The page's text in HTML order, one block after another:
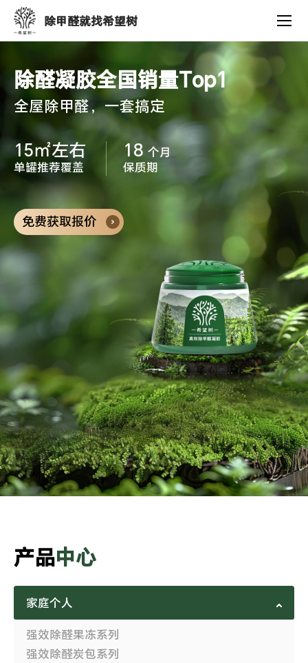
中
除甲醛就找希望树
除醛凝胶全国销量Top1
全屋除甲醛，一套搞定
15㎡左右
单罐推荐覆盖
18 个月
保质期
免费获取报价
产品中心
家庭个人
强效除醛果冻系列
强效除醛炭包系列